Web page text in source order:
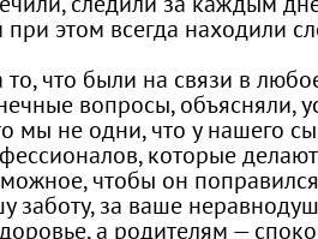
при этом всегда находили
что были на связи в
вопросы, объясняли,
мы не одни, что у нашего
которые
чтобы он
заботу, за ваше
а родителям —